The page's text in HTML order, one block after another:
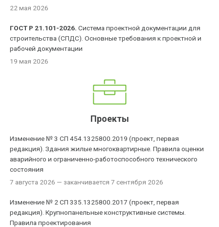
22 мая 2026
ГОСТ Р 21.101-2026. Система проектной документации для
строительства (СПДС). Основные требования к проектной и
рабочей документации
19 мая 2026
Проекты
Изменение № 3 СП 454.1325800.2019 (проект, первая
редакция). Здания жилые многоквартирные. Правила оценки
аварийного и ограниченно-работоспособного технического
состояния
7 августа 2026 — заканчивается 7 сентября 2026
Изменение № 2 СП 335.1325800.2017 (проект, первая
редакция). Крупнопанельные конструктивные системы.
Правила проектирования